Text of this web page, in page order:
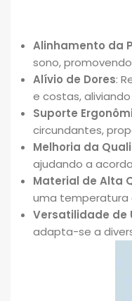
Alinhamento da
sono,
Alívio de Dores:
e costas,
Suporte
circundantes,
Melhoria da
ajudando a
Material de Alta
uma temperatura
Versatilidade de
adapta-se a